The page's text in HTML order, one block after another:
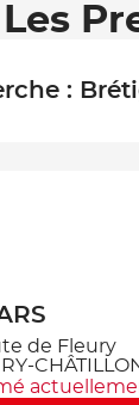
Les
:
de Fleury